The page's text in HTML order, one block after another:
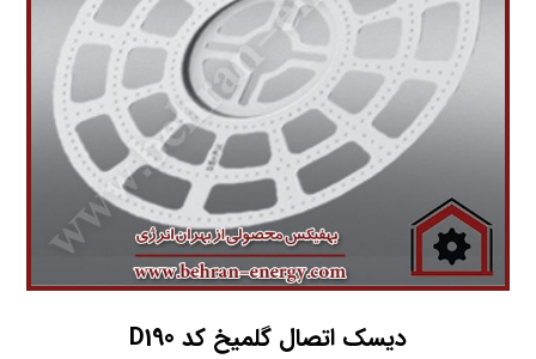
دیسک اتصال گلمیخ کد D190